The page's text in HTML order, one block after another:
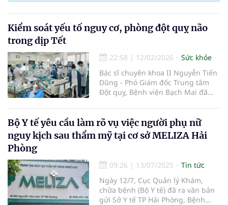
Kiểm soát yếu tố nguy cơ, phòng đột quỵ não
trong dịp Tết
22:58 | 12/02/2026
Sức khỏe
Bác sĩ chuyên khoa II Nguyễn Tiến
Dũng - Phó Giám đốc Trung tâm
Đột quỵ, Bệnh viện Bạch Mai đã
xử trí đột quỵ não trong dịp Tết.
Bộ Y tế yêu cầu làm rõ vụ việc người phụ nữ
nguy kịch sau thẩm mỹ tại cơ sở MELIZA Hải
Phòng
09:26 | 13/07/2025
Tin tức
Ngày 12/7, Cục Quản lý Khám,
chữa bệnh (Bộ Y tế) đã ra văn bản
gửi Sở Y tế TP Hải Phòng, Bệnh